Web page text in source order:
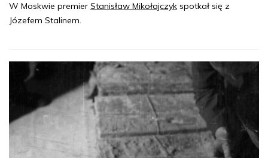
W Moskwie premier Stanisław Mikołajczyk spotkał się z
Józefem Stalinem.